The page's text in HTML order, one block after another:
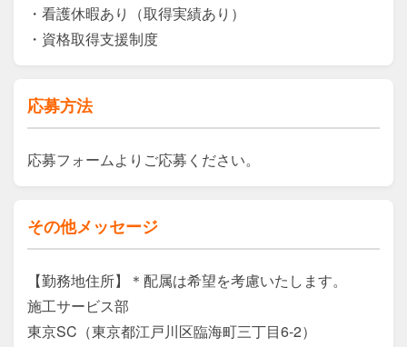
・看護休暇あり（取得実績あり）
・資格取得支援制度
応募方法
応募フォームよりご応募ください。
その他メッセージ
【勤務地住所】＊配属は希望を考慮いたします。
施工サービス部
東京SC（東京都江戸川区臨海町三丁目6-2）